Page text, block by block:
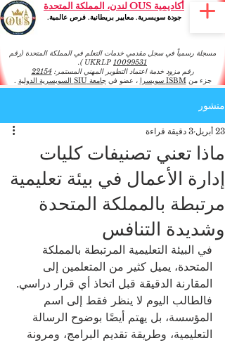
أكاديمية OUS لندن، المملكة المتحدة
جودة سويسرية. معايير بريطانية. فرص عالمية.
مسجلة رسمياً في سجل مقدمي خدمات التعلم في المملكة المتحدة (رقم
UKRLP 10099531
).
رقم مزود خدمة اعتماد التطوير المهني المستمر:22154
جزء منISBM سويسرا ، عضو فيجامعة SIU السويسرية الدولية .
منشور
ماذا تعني تصنيفات كليات
إدارة الأعمال في بيئة تعليمية
مرتبطة بالمملكة المتحدة
وشديدة التنافس
23 أبريل 3 دقيقة قراءة
في البيئة التعليمية المرتبطة بالمملكة
المتحدة، يميل كثير من المتعلمين إلى
المقارنة الدقيقة قبل اتخاذ أي قرار دراسي.
فالطالب اليوم لا ينظر فقط إلى اسم
المؤسسة، بل يهتم أيضًا بوضوح الرسالة
التعليمية، وطريقة تقديم البرامج، ومرونة